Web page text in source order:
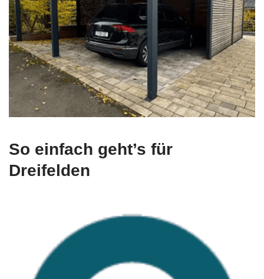
So einfach geht’s für
Dreifelden